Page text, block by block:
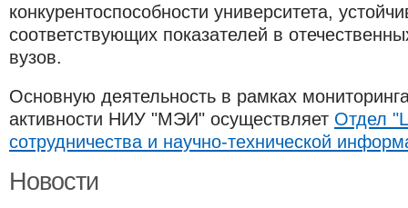
конкурентоспособности университета,
соответствующих показателей в
вузов.
Основную деятельность в рамках
активности НИУ "МЭИ" осуществляет Отдел
сотрудничества и научно-технической
Новости